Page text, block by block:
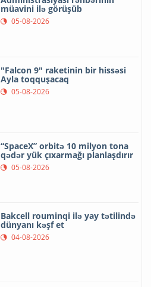
müavini ilə görüşüb
05-08-2026
"Falcon 9" raketinin bir hissəsi
Ayla toqquşacaq
05-08-2026
“SpaceX” orbitə 10 milyon tona
qədər yük çıxarmağı planlaşdırır
05-08-2026
Bakcell rouminqi ilə yay tətilində
dünyanı kəşf et
04-08-2026